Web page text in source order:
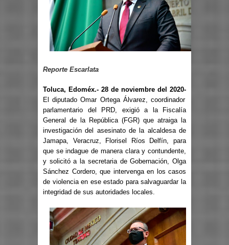
Reporte Escarlata
Toluca, Edoméx.- 28 de noviembre del 2020-
El diputado Omar Ortega Álvarez, coordinador
parlamentario del PRD, exigió a la Fiscalía
General de la República (FGR) que atraiga la
investigación del asesinato de la alcaldesa de
Jamapa, Veracruz, Florisel Ríos Delfín, para
que se indague de manera clara y contundente,
y solicitó a la secretaria de Gobernación, Olga
Sánchez Cordero, que intervenga en los casos
de violencia en ese estado para salvaguardar la
integridad de sus autoridades locales.